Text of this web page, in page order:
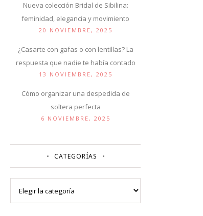
Nueva colección Bridal de Sibilina:
feminidad, elegancia y movimiento
20 NOVIEMBRE, 2025
¿Casarte con gafas o con lentillas? La
respuesta que nadie te había contado
13 NOVIEMBRE, 2025
Cómo organizar una despedida de
soltera perfecta
6 NOVIEMBRE, 2025
CATEGORÍAS